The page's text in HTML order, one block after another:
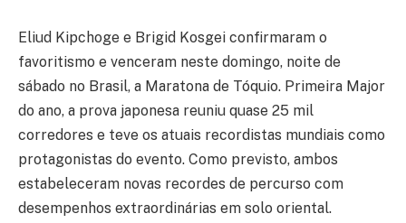
Eliud Kipchoge e Brigid Kosgei confirmaram o
favoritismo e venceram neste domingo, noite de
sábado no Brasil, a Maratona de Tóquio. Primeira Major
do ano, a prova japonesa reuniu quase 25 mil
corredores e teve os atuais recordistas mundiais como
protagonistas do evento. Como previsto, ambos
estabeleceram novas recordes de percurso com
desempenhos extraordinárias em solo oriental.